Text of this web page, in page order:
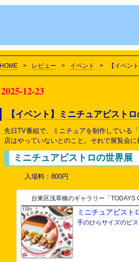
HOME > レビュー > イベント > 【イベン
2025-12-23
【イベント】ミニチュアビスト
先日TV番組で、ミニチュアを制作している
店はやっていないとのこと。それで展覧会に
ミニチュアビストロの世界展
入場料：800円
台東区浅草橋のギャラリー「TODAYS
ミニチュアビスト
手のひらサイズのビ